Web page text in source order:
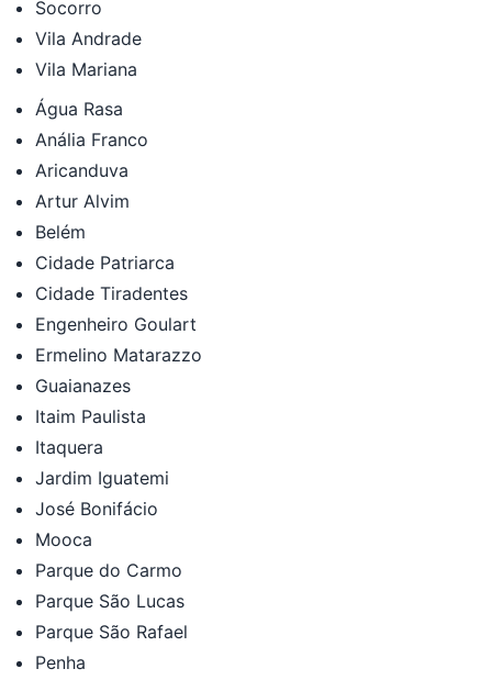
Socorro
Vila Andrade
Vila Mariana
Água Rasa
Anália Franco
Aricanduva
Artur Alvim
Belém
Cidade Patriarca
Cidade Tiradentes
Engenheiro Goulart
Ermelino Matarazzo
Guaianazes
Itaim Paulista
Itaquera
Jardim Iguatemi
José Bonifácio
Mooca
Parque do Carmo
Parque São Lucas
Parque São Rafael
Penha